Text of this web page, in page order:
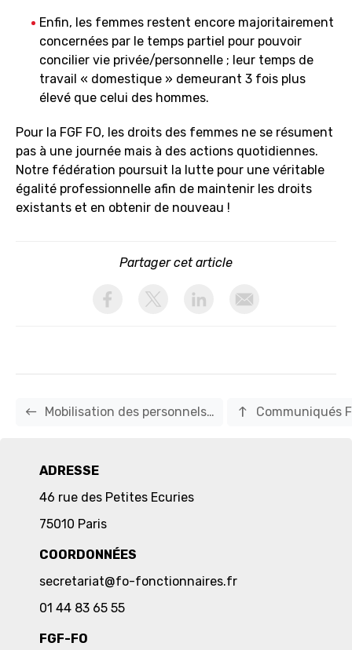
Enfin, les femmes restent encore majoritairement
concernées par le temps partiel pour pouvoir
concilier vie privée/personnelle ; leur temps de
travail « domestique » demeurant 3 fois plus
élevé que celui des hommes.
Pour la FGF FO, les droits des femmes ne se résument
pas à une journée mais à des actions quotidiennes.
Notre fédération poursuit la lutte pour une véritable
égalité professionnelle afin de maintenir les droits
existants et en obtenir de nouveau !
Partager cet article
west Mobilisation des personnels… north Communiqués
ADRESSE
46 rue des Petites Ecuries
75010 Paris
COORDONNÉES
secretariat@fo-fonctionnaires.fr
01 44 83 65 55
FGF-FO